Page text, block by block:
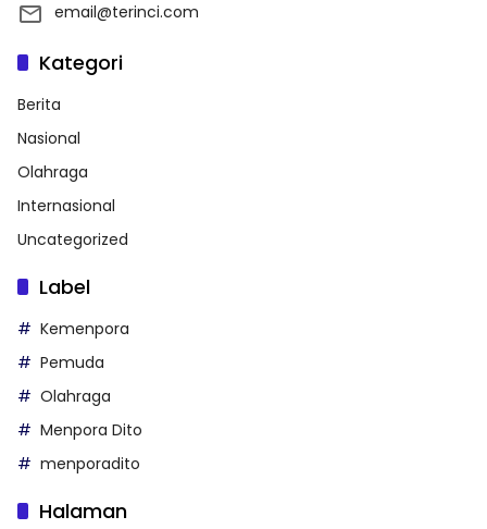
email@terinci.com
Kategori
Berita
Nasional
Olahraga
Internasional
Uncategorized
Label
Kemenpora
Pemuda
Olahraga
Menpora Dito
menporadito
Halaman